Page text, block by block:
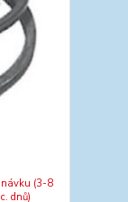
(3-8
dnů)